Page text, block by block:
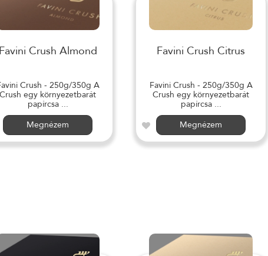
Favini Crush Almond
Crush - 250g/350g A
Crush egy környezetbarát
papírcsa ...
Megnézem
Favini Crush Citrus
Favini Crush - 250g/350g A
Crush egy környezetbarát
papírcsa ...
Megnézem